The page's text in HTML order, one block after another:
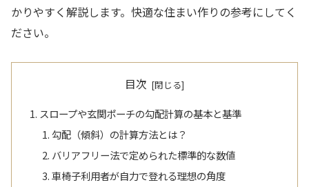
かりやすく解説します。快適な住まい作りの参考にしてく
ださい。
目次
スロープや玄関ポーチの勾配計算の基本と基準
勾配（傾斜）の計算方法とは？
バリアフリー法で定められた標準的な数値
車椅子利用者が自力で登れる理想の角度